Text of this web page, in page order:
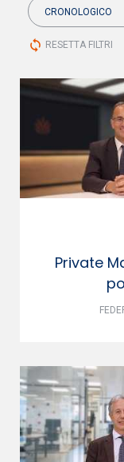
CRONOLOGICO
sync RESETTA FILTRI
Private